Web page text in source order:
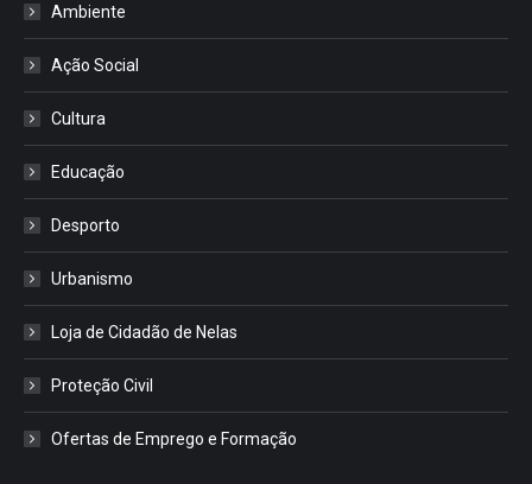
Ambiente
Ação Social
Cultura
Educação
Desporto
Urbanismo
Loja de Cidadão de Nelas
Proteção Civil
Ofertas de Emprego e Formação